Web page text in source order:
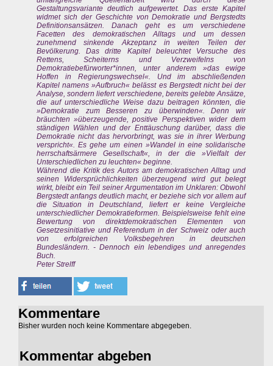
Gestaltungsvariante deutlich aufgewertet. Das erste Kapitel
widmet sich der Geschichte von Demokratie und Bergstedts
Definitionsansätzen. Danach geht es um verschiedene
Facetten des demokratischen Alltags und um dessen
zunehmend sinkende Akzeptanz in weiten Teilen der
Bevölkerung. Das dritte Kapitel beleuchtet Versuche des
Rettens, Scheiterns und Verzweifelns von
Demokratiebefürworter*innen, unter anderem »das ewige
Hoffen in Regierungswechsel«. Und im abschließenden
Kapitel namens »Aufbruch« belässt es Bergstedt nicht bei der
Analyse, sondern liefert verschiedene, bereits gelebte Ansätze,
die auf unterschiedliche Weise dazu beitragen könnten, die
»Demokratie zum Besseren zu überwinden«. Denn wir
bräuchten »überzeugende, positive Perspektiven wider dem
ständigen Wählen und der Enttäuschung darüber, dass die
Demokratie nicht das hervorbringt, was sie in ihrer Werbung
verspricht«. Es gehe um einen »Wandel in eine solidarische
herrschaftsärmere Gesellschaft«, in der die »Vielfalt der
Unterschiedlichen zu leuchten« beginne.
Während die Kritik des Autors am demokratischen Alltag und
seinen Widersprüchlichkeiten überzeugend wird gut belegt
wirkt, bleibt ein Teil seiner Argumentation im Unklaren: Obwohl
Bergstedt anfangs deutlich macht, er beziehe sich vor allem auf
die Situation in Deutschland, liefert er keine Vergleiche
unterschiedlicher Demokratieformen. Beispielsweise fehlt eine
Bewertung von direktdemokratischen Elementen von
Gesetzesinitiative und Referendum in der Schweiz oder auch
von erfolgreichen Volksbegehren in deutschen
Bundesländern. - Dennoch ein lebendiges und anregendes
Buch.
Peter Strelff
Kommentare
Bisher wurden noch keine Kommentare abgegeben.
Kommentar abgeben